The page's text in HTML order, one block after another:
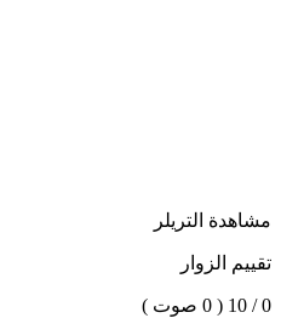
مشاهدة التريلر
تقييم الزوار
0 / 10 ( 0 صوت )